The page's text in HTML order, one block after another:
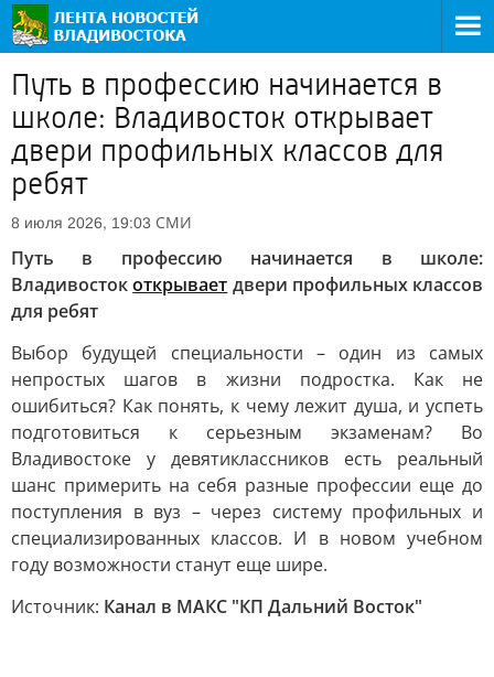
Путь в профессию начинается в
школе: Владивосток открывает
двери профильных классов для
ребят
8 июля 2026, 19:03 СМИ
Путь в профессию начинается в школе:
Владивостокоткрывает двери профильных классов
для ребят
Выбор будущей специальности – один из самых
непростых шагов в жизни подростка. Как не
ошибиться? Как понять, к чему лежит душа, и успеть
подготовиться к серьезным экзаменам? Во
Владивостоке у девятиклассников есть реальный
шанс примерить на себя разные профессии еще до
поступления в вуз – через систему профильных и
специализированных классов. И в новом учебном
году возможности станут еще шире.
Источник: Канал в МАКС "КП Дальний Восток"